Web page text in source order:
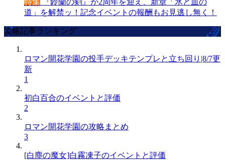
道」を解禁ッ！記念イベントの報酬もお見逃し無く！
攻略記事ランキング
ロマン開花学園の投手デッキテンプレと立ち回り|8/7更
新
1
初白百合のイベントと評価
2
ロマン開花学園の攻略まとめ
3
[白塵の魔女]白霧凍子のイベントと評価